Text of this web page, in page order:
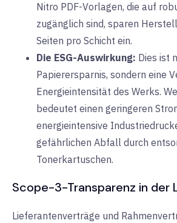
Nitro PDF-Vorlagen, die auf
zugänglich sind, sparen
Seiten pro Schicht ein.
Die ESG-Auswirkung: Dies ist
Papierersparnis, sondern eine
Energieintensität des Werks.
bedeutet einen geringeren
energieintensive
gefährlichen Abfall durch
Tonerkartuschen.
Scope-3-Transparenz in der
Lieferantenverträge und